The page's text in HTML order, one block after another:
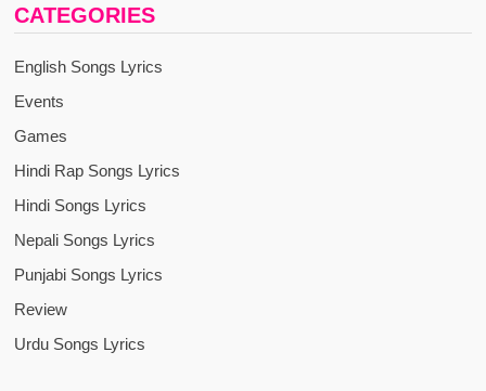
CATEGORIES
English Songs Lyrics
Events
Games
Hindi Rap Songs Lyrics
Hindi Songs Lyrics
Nepali Songs Lyrics
Punjabi Songs Lyrics
Review
Urdu Songs Lyrics